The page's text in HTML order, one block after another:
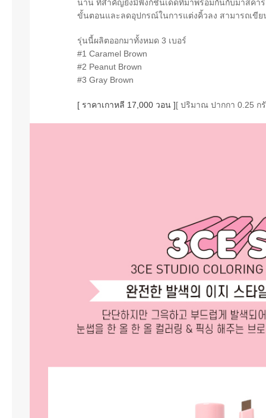
นาน ที่สำคัญยังมีฟังก์ชั่นเด็ดที่มาพร้อมกันกับมาสคา
ขั้นตอนและลดอุปกรณ์ในการแต่งคิ้วลง สามารถเขี
รุ่นนี้ผลิตออกมาทั้งหมด 3 เบอร์
#1 Caramel Brown
#2 Peanut Brown
#3 Gray Brown
[ ราคาเกาหลี 17,000 วอน ][ ปริมาณ ปากกา 0.25 ก